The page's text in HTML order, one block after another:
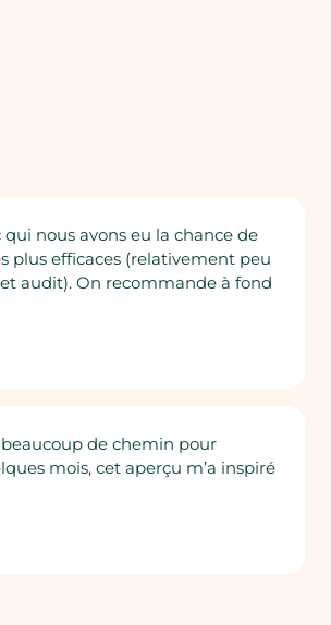
nous avons eu la chance de
plus efficaces (relativement peu
audit). On recommande à fond
de chemin pour
mois, cet aperçu m’a inspiré